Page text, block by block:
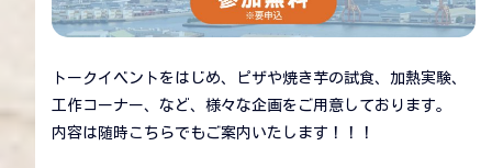
トークイベントをはじめ、ピザや焼き芋の試食、加熱実験、
工作コーナー、など、様々な企画をご用意しております。
内容は随時こちらでもご案内いたします！！！